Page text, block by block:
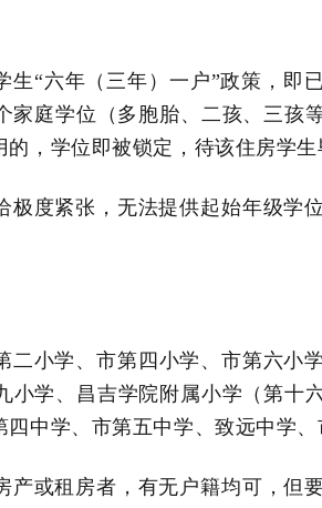
生“六年（三年）一户”政策， 即
家庭学位（多胞胎、二孩、三
，学位即被锁定，待该住房学生
极度紧张，无法提供起始年级学
二小学、市第四小学、 市第六小学
小学、昌吉学院附属小学（第十
四中学、 市第五中学、致远中学、
产或租房者，有无户籍均可，但